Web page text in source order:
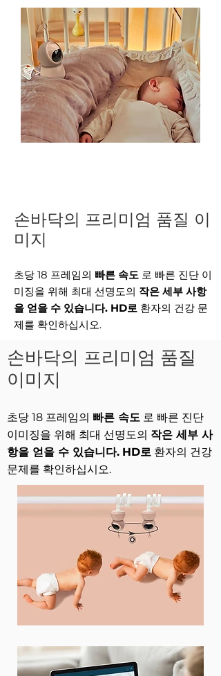
손바닥의 프리미엄 품질 이
미지
초당 18 프레임의 빠른 속도 로 빠른 진단 이
미징을 위해 최대 선명도의 작은 세부 사항
을 얻을 수 있습니다. HD로 환자의 건강 문
제를 확인하십시오.
손바닥의 프리미엄 품질
이미지
초당 18 프레임의 빠른 속도 로 빠른 진단
이미징을 위해 최대 선명도의 작은 세부 사
항을 얻을 수 있습니다. HD로 환자의 건강
문제를 확인하십시오.